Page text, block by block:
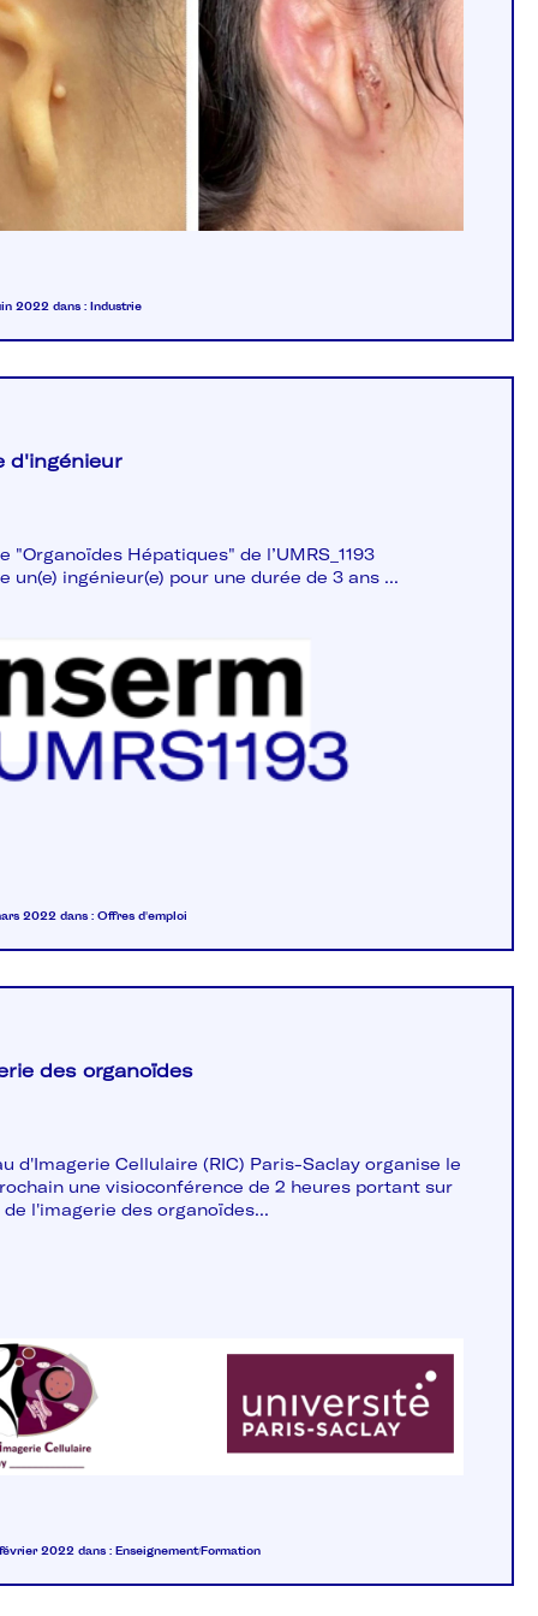
2022 dans : Industrie
d'ingénieur
"Organoïdes Hépatiques" de l’UMRS_1193
un(e) ingénieur(e) pour une durée de 3 ans ...
2022 dans : Offres d'emploi
des organoïdes
d'Imagerie Cellulaire (RIC) Paris-Saclay organise le
une visioconférence de 2 heures portant sur
l'imagerie des organoïdes...
2022 dans : Enseignement/Formation